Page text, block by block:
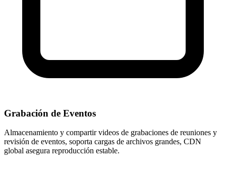
Grabación de Eventos
Almacenamiento y compartir videos de grabaciones de reuniones y
revisión de eventos, soporta cargas de archivos grandes, CDN
global asegura reproducción estable.